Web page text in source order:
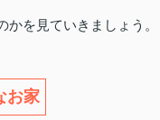
かを見ていきましょう。
お家